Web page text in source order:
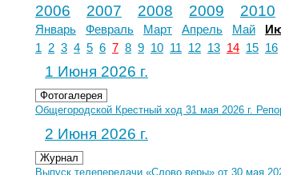
2006
2007 2008 2009 2010
Январь Февраль Март Апрель Май
1
2 3 4 5 6 7 8 9 10 11 12 13 14 15 16
1 Июня 2026 г.
Фотогалерея
Общегородской Крестный ход 31 мая 2026 г.
2 Июня 2026 г.
Журнал
Выпуск телепередачи «Слово веры» от 30 мая